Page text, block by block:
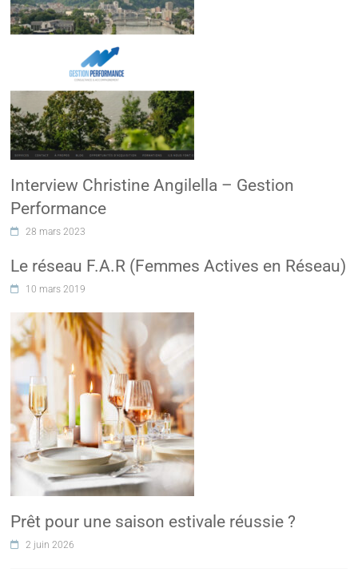
Interview Christine Angilella – Gestion
Performance
28 mars 2023
Le réseau F.A.R (Femmes Actives en Réseau)
10 mars 2019
Prêt pour une saison estivale réussie ?
2 juin 2026